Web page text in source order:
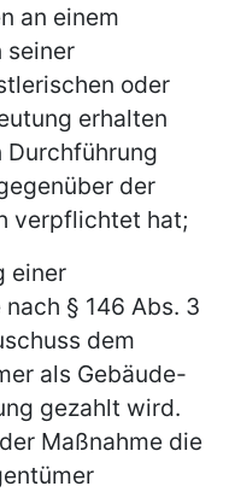
an einem
seiner
oder
erhalten
Durchführung
der
verpflichtet hat;
einer
§ 146 Abs. 3
dem
als Gebäude-
gezahlt wird.
Maßnahme die